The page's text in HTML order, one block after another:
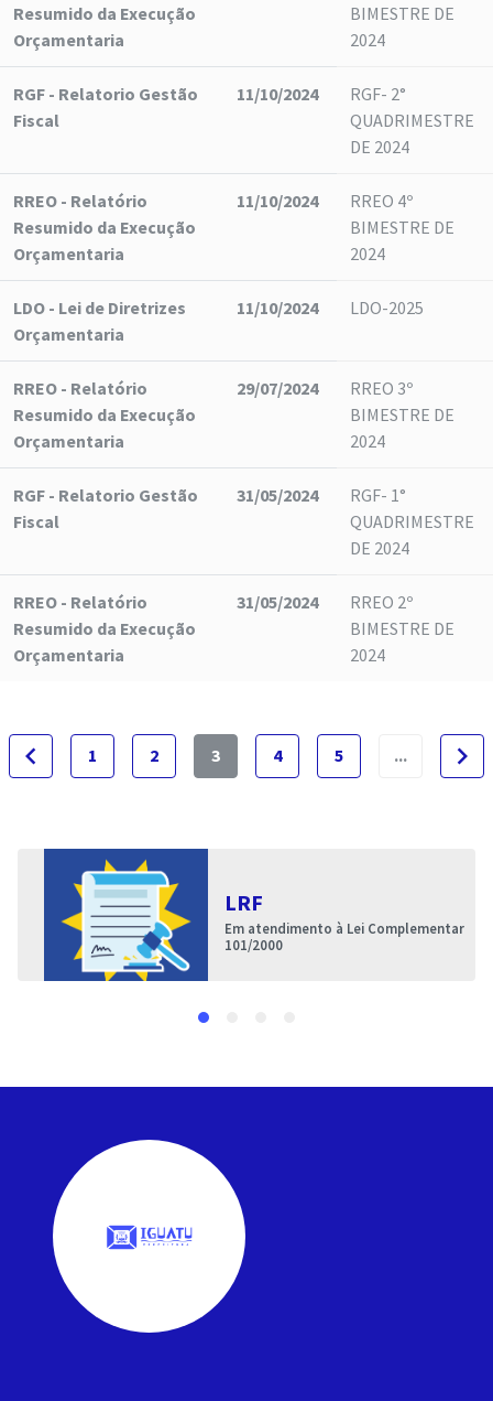
Resumido da Execução
Orçamentaria
BIMESTRE DE
2024
RGF - Relatorio Gestão
Fiscal
11/10/2024
RGF- 2°
QUADRIMESTRE
DE 2024
RREO - Relatório
Resumido da Execução
Orçamentaria
11/10/2024
RREO 4º
BIMESTRE DE
2024
LDO - Lei de Diretrizes
Orçamentaria
11/10/2024 LDO-2025
RREO - Relatório
Resumido da Execução
Orçamentaria
29/07/2024
RREO 3º
BIMESTRE DE
2024
RGF - Relatorio Gestão
Fiscal
31/05/2024
RGF- 1°
QUADRIMESTRE
DE 2024
RREO - Relatório
Resumido da Execução
Orçamentaria
31/05/2024
RREO 2º
BIMESTRE DE
2024
navigate_before 1 2 3 4 5 ... navigate_next
LRF
Em atendimento à Lei Complementar
101/2000